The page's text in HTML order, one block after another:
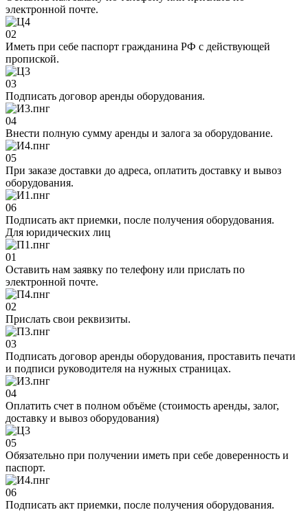
электронной почте.
02
Иметь при себе паспорт гражданина РФ с действующей
пропиской.
03
Подписать договор аренды оборудования.
04
Внести полную сумму аренды и залога за оборудование.
05
При заказе доставки до адреса, оплатить доставку и вывоз
оборудования.
06
Подписать акт приемки, после получения оборудования.
Для юридических лиц
01
Оставить нам заявку по телефону или прислать по
электронной почте.
02
Прислать свои реквизиты.
03
Подписать договор аренды оборудования, проставить печати
и подписи руководителя на нужных страницах.
04
Оплатить счет в полном объёме (стоимость аренды, залог,
доставку и вывоз оборудования)
05
Обязательно при получении иметь при себе доверенность и
паспорт.
06
Подписать акт приемки, после получения оборудования.